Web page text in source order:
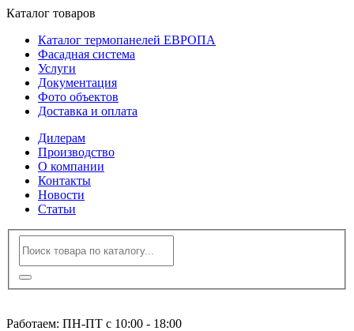
Каталог товаров
Каталог термопанелей ЕВРОПА
Фасадная система
Услуги
Документация
Фото объектов
Доставка и оплата
Дилерам
Производство
О компании
Контакты
Новости
Статьи
Работаем: ПН-ПТ с 10:00 - 18:00